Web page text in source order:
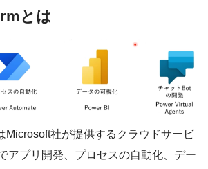
とは
Microsoft社が提供するクラウドサービ
アプリ開発、プロセスの自動化、デー